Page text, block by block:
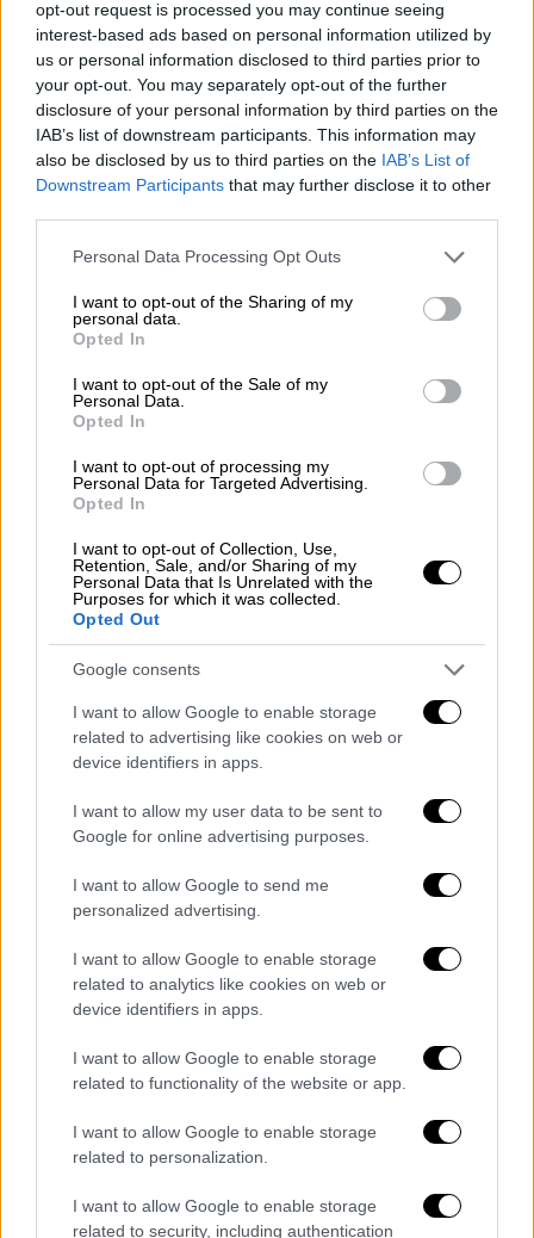
opt-out request is processed you may continue seeing
interest-based ads based on personal information utilized by
us or personal information disclosed to third parties prior to
your opt-out. You may separately opt-out of the further
disclosure of your personal information by third parties on the
IAB’s list of downstream participants. This information may
also be disclosed by us to third parties on the IAB’s List of
Downstream Participants that may further disclose it to other
Please note that this website/app uses one or more Google
not limited to your visit or usage behaviour. You may click to
grant or deny consent to Google and its third-party tags to
use your data for below specified purposes in below Google
consent section.
Personal Data Processing Opt Outs
I want to opt-out of the Sharing of my
personal data.
Opted In
I want to opt-out of the Sale of my
Personal Data.
Opted In
I want to opt-out of processing my
Personal Data for Targeted Advertising.
Opted In
I want to opt-out of Collection, Use,
Retention, Sale, and/or Sharing of my
Personal Data that Is Unrelated with the
Purposes for which it was collected.
Opted Out
Google consents
I want to allow Google to enable storage
related to advertising like cookies on web or
device identifiers in apps.
I want to allow my user data to be sent to
Google for online advertising purposes.
I want to allow Google to send me
personalized advertising.
I want to allow Google to enable storage
related to analytics like cookies on web or
device identifiers in apps.
I want to allow Google to enable storage
related to functionality of the website or app.
I want to allow Google to enable storage
related to personalization.
I want to allow Google to enable storage
related to security, including authentication
ιδιοκτήτες.
Ειδικότερα, με κοινή απόφαση του υπουργού
Ψηφιακής Διακυβέρνησης Δημήτρη
Παπαστεργίου και του Διοικητή της ΑΑΔΕ,
Γιώργου Πιτσιλή, η θέση σε ακινησία
Ελλάδα|15.11.2024 07:34
στο κέντρο της Αθήνας - Ποιοι δρόμοι
είναι κλειστοί λόγω Πολυτεχνείου
λόγωκλοπήςήυπεξαίρεσης
κυκλοφορίας στοεξωτερικό
κατάσχεσηςή περισυλλογής
αφαίρεσης
του από δημόσια αρχή, ολοσχερούς
ανολοκλήρωτηςμεταβίβασης
παράδοσης γιαανακύκλωση
κάτοχος του οχήματος δεν έχει στην
κατοχή του είτε το όχημα είτε τα
στοιχεία κυκλοφορίας του
αποβιώσαντος ιδιοκτήτη
δηλώνεται εφεξής:
χωρίς να κατατίθενται στην ΑΑΔΕ
στοιχεία κυκλοφορίας (άδεια και
πινακίδες αριθμού κυκλοφορίας),
Αιτήματά μου» στην ψηφιακή πύλη
myAADE, στη διαδρομή Τα Αιτήματά μου
> Νέο Αίτημα > Φορολογία > Αυτοκίνητα
> Ακινησία λόγω κλοπής, κ.λπ. ή θανάτου